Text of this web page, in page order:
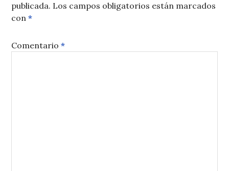
publicada. Los campos obligatorios están marcados
con*
Comentario*